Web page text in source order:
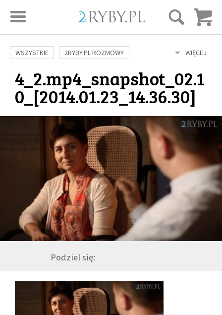
STRONA GŁÓWNA
AUTORZY
BLOG
SKLEP
KSIĄŻKI
AUDIOBOOKI
DRUŻYNA
WESPRZYJ NAS
WIĘCEJ
WSZYSTKIE 2RYBY.PL ROZMOWY
SAME DOBRE WIADOMOŚCI ROZWÓJ
SZTUKA ŻYCIA MIŁOŚĆ DUCHOWOŚĆ
BUDOWANIE WIĘZI
MĘŻCZYZNA RELIGIE FILOZOFIA
ŚWIĘCI SEKS IN VITRO ADOPCJA
4_2.mp4_snapshot_02.1
0_[2014.01.23_14.36.30]
Podziel się: